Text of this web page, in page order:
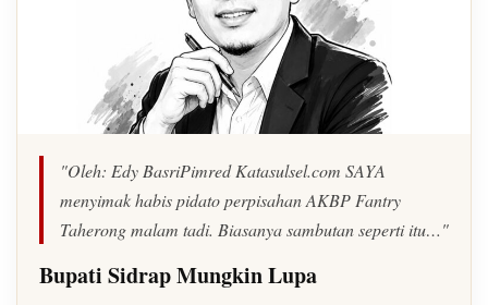
"Oleh: Edy BasriPimred Katasulsel.com SAYA
menyimak habis pidato perpisahan AKBP Fantry
Taherong malam tadi. Biasanya sambutan seperti itu…"
Bupati Sidrap Mungkin Lupa